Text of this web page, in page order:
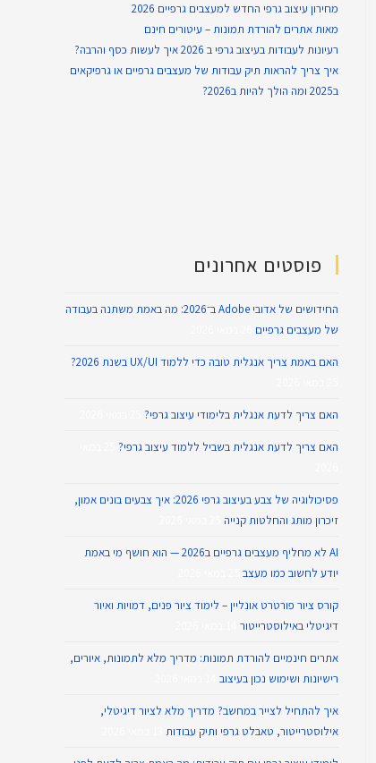
מחירון עיצוב גרפי החדש למעצבים גרפיים 2026
מאות אתרים להורדת תמונות – עיטורים חינם
רעיונות לעבודות בעיצוב גרפי ב 2026 איך לעשות כסף והרבה?
איך צריך להראות תיק עבודות של מעצבים גרפיים או גרפיקאים
ב2025 ומה הולך להיות ב2026?
פוסטים אחרונים
החידושים של אדובי Adobe ב־2026: מה באמת משתנה בעבודה
של מעצבים גרפיים
האם באמת צריך אנגלית טובה כדי ללמוד UX/UI בשנת 2026?
האם צריך לדעת אנגלית בלימודי עיצוב גרפי?
האם צריך לדעת אנגלית בשביל ללמוד עיצוב גרפי?
פסיכולוגיה של צבע בעיצוב גרפי 2026: איך צבעים בונים אמון,
זיכרון מותג והחלטות קנייה
AI לא מחליף מעצבים גרפיים ב2026 — הוא חושף מי באמת
יודע לחשוב כמו מעצב
קורס ציור פורטרט אונליין – לימוד ציור פנים, דמויות ואיור
דיגיטלי באילוסטרייטור
אתרים חינמיים להורדת תמונות: מדריך מלא לתמונות, איורים,
רישיונות ושימוש נכון בעיצוב
איך להתחיל לצייר במחשב? מדריך מלא לציור דיגיטלי,
אילוסטרייטור, טאבלט גרפי ותיק עבודות